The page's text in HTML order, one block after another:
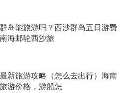
岛能旅游吗？西沙群岛五日游费
海邮轮西沙旅
新旅游攻略（怎么去出行）海南
游价格，游船怎